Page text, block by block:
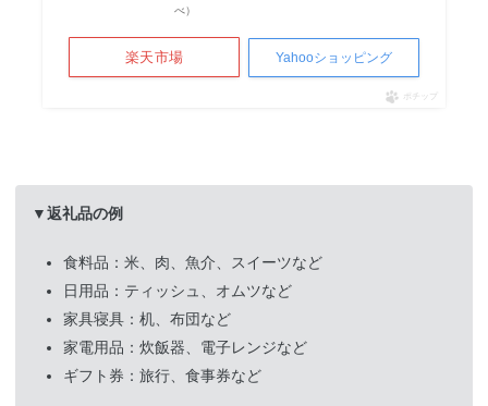
べ）
楽天市場 Yahooショッピング
ポチップ
▼返礼品の例
食料品：米、肉、魚介、スイーツなど
日用品：ティッシュ、オムツなど
家具寝具：机、布団など
家電用品：炊飯器、電子レンジなど
ギフト券：旅行、食事券など